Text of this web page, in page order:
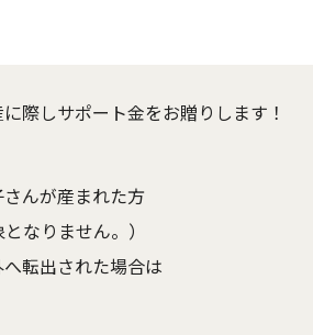
際しサポート金をお贈りします！
んが産まれた方
なりません。）
転出された場合は